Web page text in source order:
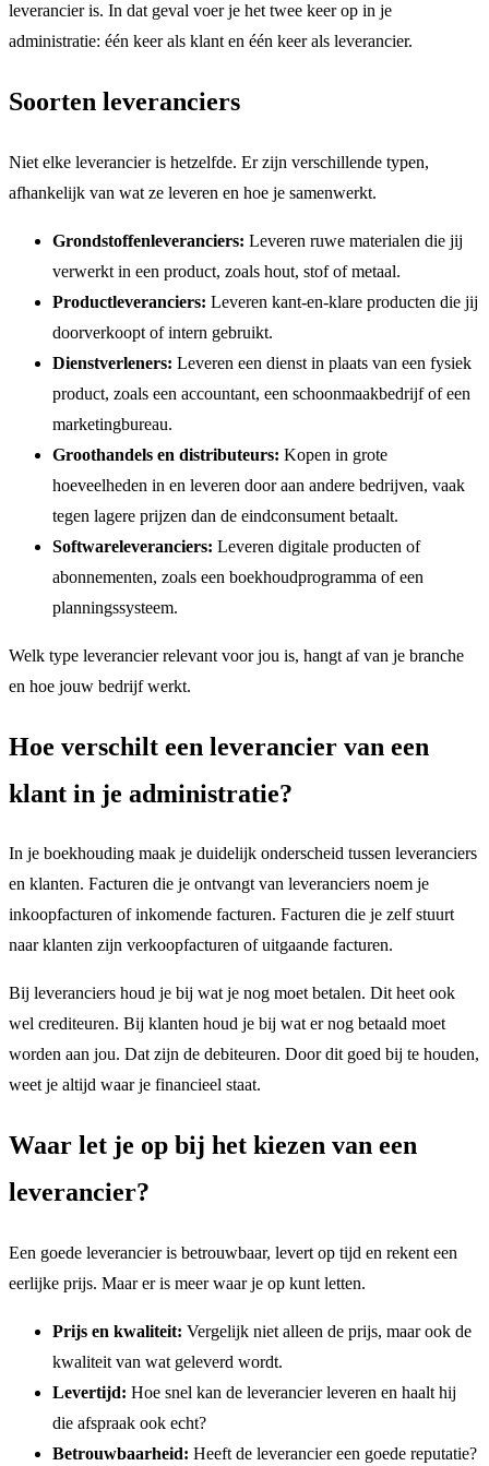
leverancier is. In dat geval voer je het twee keer op in je
administratie: één keer als klant en één keer als leverancier.
Soorten leveranciers
Niet elke leverancier is hetzelfde. Er zijn verschillende typen,
afhankelijk van wat ze leveren en hoe je samenwerkt.
Grondstoffenleveranciers: Leveren ruwe materialen die jij
verwerkt in een product, zoals hout, stof of metaal.
Productleveranciers: Leveren kant-en-klare producten die jij
doorverkoopt of intern gebruikt.
Dienstverleners: Leveren een dienst in plaats van een fysiek
product, zoals een accountant, een schoonmaakbedrijf of een
marketingbureau.
Groothandels en distributeurs: Kopen in grote
hoeveelheden in en leveren door aan andere bedrijven, vaak
tegen lagere prijzen dan de eindconsument betaalt.
Softwareleveranciers: Leveren digitale producten of
abonnementen, zoals een boekhoudprogramma of een
planningssysteem.
Welk type leverancier relevant voor jou is, hangt af van je branche
en hoe jouw bedrijf werkt.
Hoe verschilt een leverancier van een
klant in je administratie?
In je boekhouding maak je duidelijk onderscheid tussen leveranciers
en klanten. Facturen die je ontvangt van leveranciers noem je
inkoopfacturen of inkomende facturen. Facturen die je zelf stuurt
naar klanten zijn verkoopfacturen of uitgaande facturen.
Bij leveranciers houd je bij wat je nog moet betalen. Dit heet ook
wel crediteuren. Bij klanten houd je bij wat er nog betaald moet
worden aan jou. Dat zijn de debiteuren. Door dit goed bij te houden,
weet je altijd waar je financieel staat.
Waar let je op bij het kiezen van een
leverancier?
Een goede leverancier is betrouwbaar, levert op tijd en rekent een
eerlijke prijs. Maar er is meer waar je op kunt letten.
Prijs en kwaliteit: Vergelijk niet alleen de prijs, maar ook de
kwaliteit van wat geleverd wordt.
Levertijd: Hoe snel kan de leverancier leveren en haalt hij
die afspraak ook echt?
Betrouwbaarheid: Heeft de leverancier een goede reputatie?